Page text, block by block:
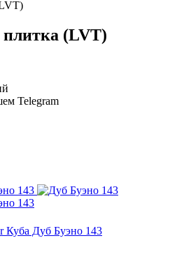
(LVT)
Telegram
Куба Дуб Буэно 143